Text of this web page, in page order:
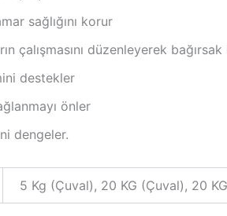
sağlığını korur
çalışmasını düzenleyerek
destekler
önler
dengeler.
5 Kg (Çuval), 20 KG (Çuval), 20